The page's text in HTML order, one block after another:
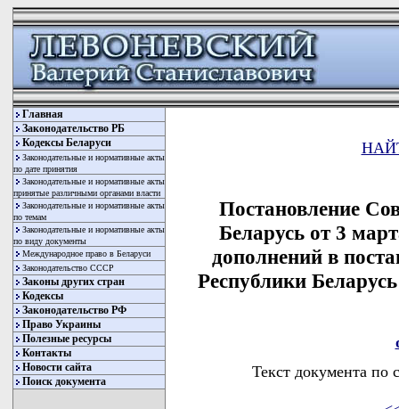
Главная
Законодательство РБ
Кодексы Беларуси
Законодательные и нормативные акты
по дате принятия
Законодательные и нормативные акты
принятые различными органами власти
Законодательные и нормативные акты
по темам
Законодательные и нормативные акты
по виду документы
Международное право в Беларуси
Законодательство СССР
Законы других стран
Кодексы
Законодательство РФ
Право Украины
Полезные ресурсы
Контакты
Новости сайта
Поиск документа
Постановление
Беларусь от 3
дополнений в
Республики
Текст документа по